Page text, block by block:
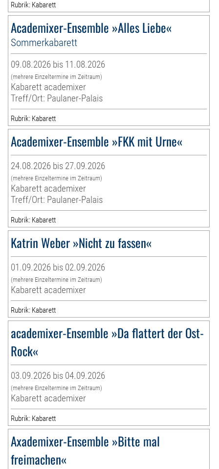
Rubrik: Kabarett
Academixer-Ensemble »Alles Liebe«
Sommerkabarett
09.08.2026 bis 11.08.2026
(mehrere Einzeltermine im Zeitraum)
Kabarett academixer
Treff/Ort: Paulaner-Palais
Rubrik: Kabarett
Academixer-Ensemble »FKK mit Urne«
24.08.2026 bis 27.09.2026
(mehrere Einzeltermine im Zeitraum)
Kabarett academixer
Treff/Ort: Paulaner-Palais
Rubrik: Kabarett
Katrin Weber »Nicht zu fassen«
01.09.2026 bis 02.09.2026
(mehrere Einzeltermine im Zeitraum)
Kabarett academixer
Rubrik: Kabarett
academixer-Ensemble »Da flattert der Ost-
Rock«
03.09.2026 bis 04.09.2026
(mehrere Einzeltermine im Zeitraum)
Kabarett academixer
Rubrik: Kabarett
Axademixer-Ensemble »Bitte mal
freimachen«